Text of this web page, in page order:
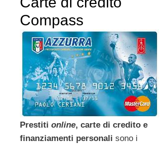
Compass
Prestiti online, carte di credito e
finanziamenti personali sono i